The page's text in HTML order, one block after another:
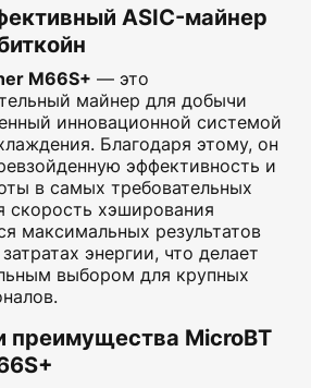
ASIC-майнер
M66S+ — это
майнер для добычи
инновационной системой
Благодаря этому, он
эффективность и
в самых требовательных
скорость хэширования
максимальных результатов
энергии, что делает
выбором для крупных
преимущества MicroBT